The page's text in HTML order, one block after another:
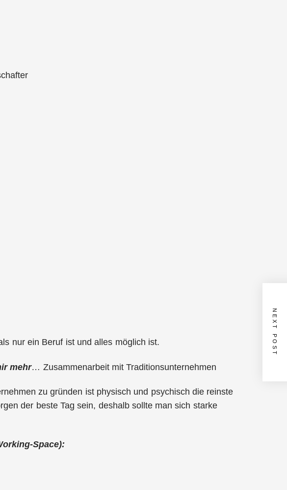
nur ein Beruf ist und alles möglich ist.
mehr… Zusammenarbeit mit Traditionsunternehmen
zu gründen ist physisch und psychisch die reinste
der beste Tag sein, deshalb sollte man sich starke
Space):
NEXT POST